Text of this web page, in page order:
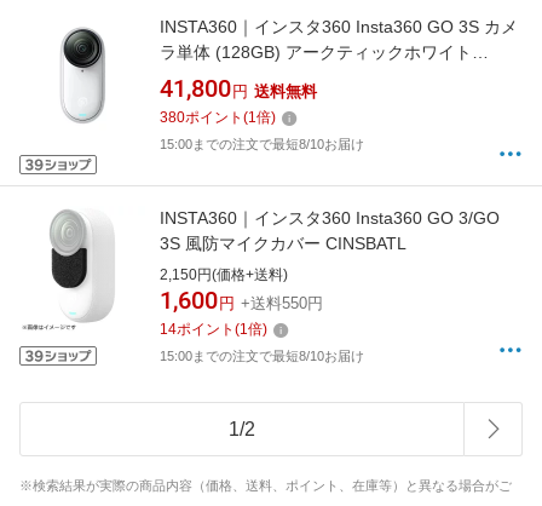
INSTA360｜インスタ360 Insta360 GO 3S カメ
ラ単体 (128GB) アークティックホワイト
CINSAATA_GO3S02
41,800 円 送料無料
380ポイント (1倍)
15:00までの注文で最短8/10お届け
INSTA360｜インスタ360 Insta360 GO 3/GO
3S 風防マイクカバー CINSBATL
2,150円(価格+送料)
1,600 円 +送料550円
14ポイント (1倍)
15:00までの注文で最短8/10お届け
1/2
※検索結果が実際の商品内容（価格、送料、ポイント、在庫等）と異なる場合がご